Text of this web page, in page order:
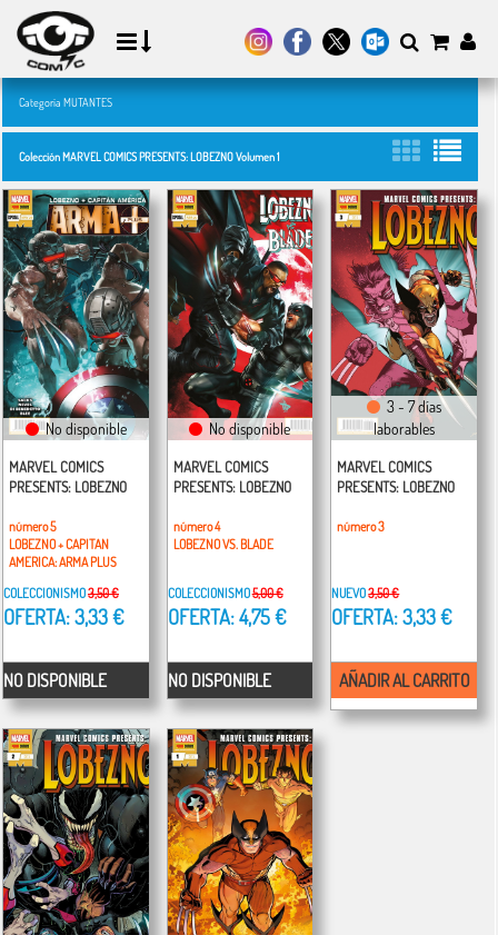
Categoría MUTANTES
Colección MARVEL COMICS PRESENTS: LOBEZNO Volumen 1
No disponible
MARVEL COMICS
PRESENTS: LOBEZNO
número 5
LOBEZNO + CAPITAN
AMERICA: ARMA PLUS
COLECCIONISMO3,50 €
OFERTA: 3,33 €
NO DISPONIBLE
No disponible
MARVEL COMICS
PRESENTS: LOBEZNO
número 4
LOBEZNO VS. BLADE
COLECCIONISMO5,00 €
OFERTA: 4,75 €
NO DISPONIBLE
3 - 7 días
laborables
MARVEL COMICS
PRESENTS: LOBEZNO
número 3
NUEVO3,50 €
OFERTA: 3,33 €
AÑADIR AL CARRITO